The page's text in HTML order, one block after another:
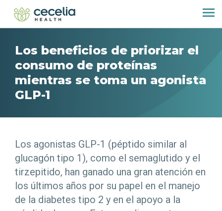
Los beneficios de priorizar el
consumo de proteínas
mientras se toma un agonista
GLP-1
Los agonistas GLP-1 (péptido similar al
glucagón tipo 1), como el semaglutido y el
tirzepitido, han ganado una gran atención en
los últimos años por su papel en el manejo
de la diabetes tipo 2 y en el apoyo a la